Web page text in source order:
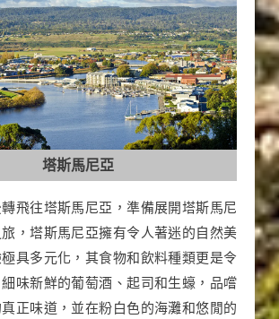
塔斯馬尼亞
飛往塔斯馬尼亞，準備展開塔斯馬尼
，塔斯馬尼亞擁有令人著迷的自然美
具多元化，其食物和飲料種類更是令
味新鮮的葡萄酒、起司和生蠔，品嚐
正味道，並在粉白色的海灘和悠閒的